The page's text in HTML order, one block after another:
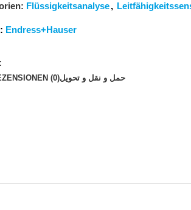
Flüssigkeitsanalyse,
Endress+Hauser
(0)حمل و نقل و تحویل